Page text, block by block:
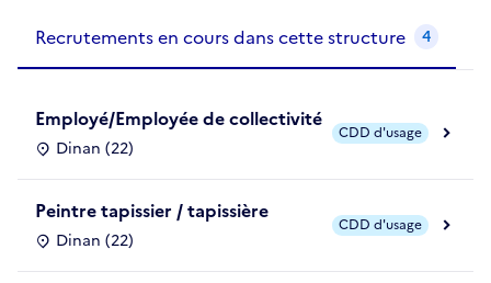
Recrutements en cours dans cette structure 4
Employé/Employée de collectivité
Dinan (22)
CDD d'usage
Peintre tapissier / tapissière
Dinan (22)
CDD d'usage